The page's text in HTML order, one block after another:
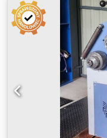
sterowania z
- Regulowane rolki
poziomo i pionowo
życzenie: -
dwustopniowy -
produkcji